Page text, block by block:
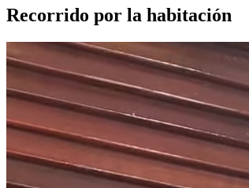
Recorrido por la habitación